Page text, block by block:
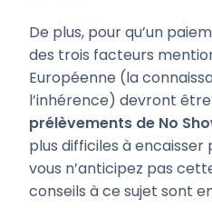
De plus, pour qu’un
des trois facteurs
Européenne (la
l’inhérence) devront être
prélèvements de No
plus difficiles à
vous n’anticipez pas
conseils à ce sujet sont